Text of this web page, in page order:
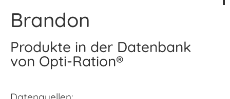
Brandon
Produkte in der Datenbank
von Opti-Ration®